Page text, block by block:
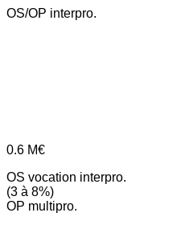
OS/OP interpro.
0.6 M€
OS vocation interpro.
(3 à 8%)
OP multipro.